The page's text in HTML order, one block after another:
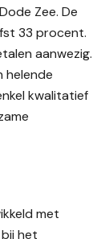
Zee. De
33 procent.
aanwezig.
helende
kwalitatief
met
het